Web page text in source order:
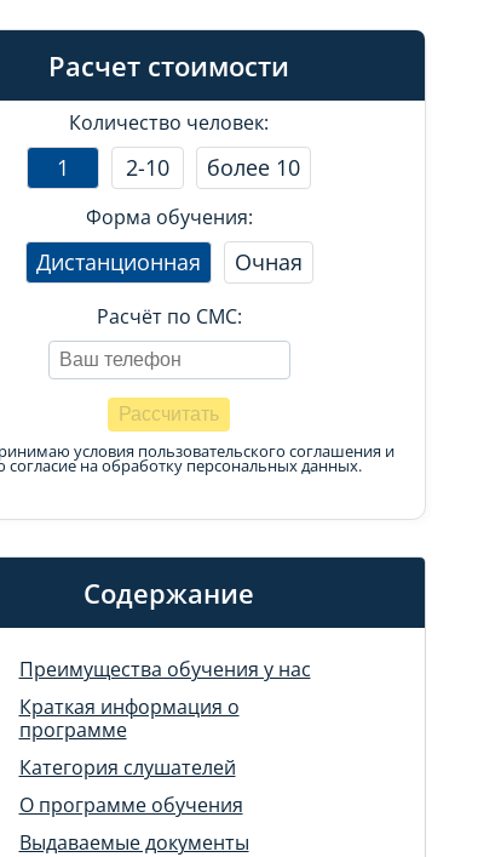
Расчет стоимости
Количество человек:
1 2-10 более 10
Форма обучения:
Дистанционная Очная
Расчёт по СМС:
условия пользовательского соглашения и
согласие на обработку персональных данных.
Содержание
Преимущества обучения у нас
Краткая информация о
программе
Категория слушателей
О программе обучения
Выдаваемые документы